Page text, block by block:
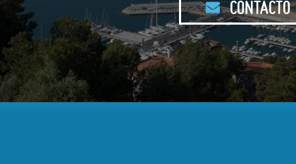
CONTACTO